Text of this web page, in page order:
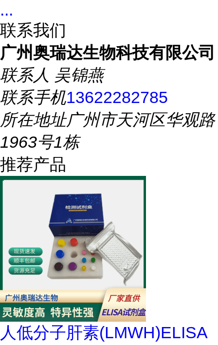
...
联系我们
广州奥瑞达生物科技有限公司
联系人 吴锦燕
联系手机13622282785
所在地址广州市天河区华观路
1963号1栋
推荐产品
人低分子肝素(LMWH)ELISA